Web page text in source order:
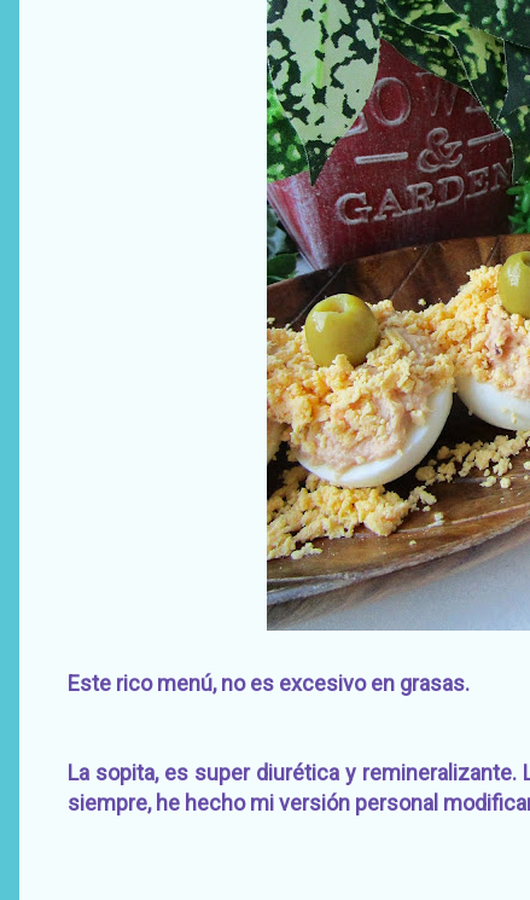
Este rico menú, no es excesivo en grasas.
La sopita, es super diurética y remineralizante.
siempre, he hecho mi versión personal